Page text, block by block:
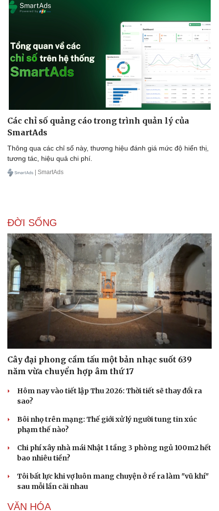
Sản phụ khoa
Nhi khoa
Nam khoa
Làm đẹp - giảm cân
Ăn sạch sống khỏe
Đời sống
Nhà đẹp
Tình yêu - Gia đình
Các chỉ số quảng cáo trong trình quản lý của
SmartAds
Thông qua các chỉ số này, thương hiệu đánh giá mức độ hiển thị,
tương tác, hiệu quả chi phí.
| SmartAds
ĐỜI SỐNG
Cây đại phong cầm tấu một bản nhạc suốt 639
năm vừa chuyển hợp âm thứ 17
Hôm nay vào tiết lập Thu 2026: Thời tiết sẽ thay đổi ra
sao?
Bôi nhọ trên mạng: Thế giới xử lý người tung tin xúc
phạm thế nào?
Chi phí xây nhà mái Nhật 1 tầng 3 phòng ngủ 100m2 hết
bao nhiêu tiền?
Tôi bất lực khi vợ luôn mang chuyện ở rể ra làm "vũ khí"
sau mỗi lần cãi nhau
VĂN HÓA